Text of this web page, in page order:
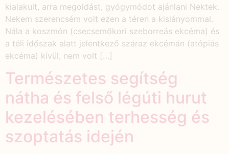
kialakult, arra megoldást, gyógymódot ajánlani Nektek.
Nekem szerencsém volt ezen a téren a kislányommal.
Nála a koszmón (csecsemőkori szeborreás ekcéma) és
a téli időszak alatt jelentkező száraz ekcémán (atópiás
ekcéma) kívül, nem volt […]
Természetes segítség
nátha és felső légúti hurut
kezelésében terhesség és
szoptatás idején